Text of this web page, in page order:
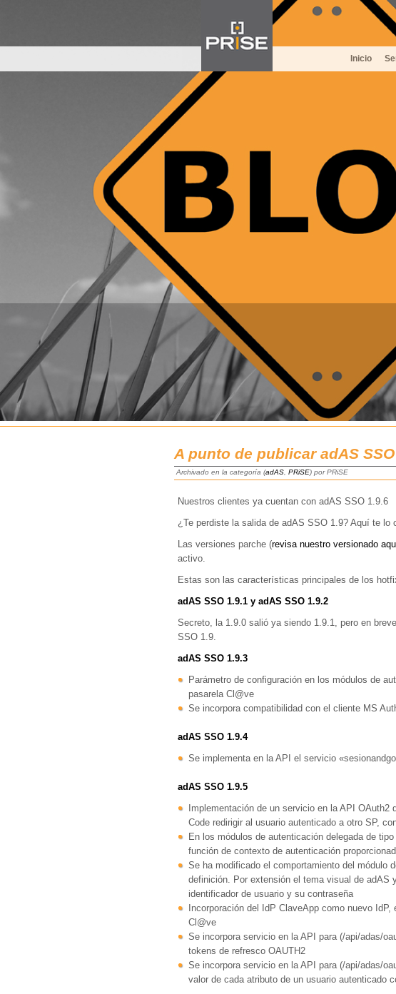
Inicio
A punto de publicar adAS
Archivado en la categoría (adAS PRiSE) por PRiSE
Nuestros clientes ya cuentan con adAS SSO 1.9.6
¿Te perdiste la salida de adAS SSO 1.9? Aquí te lo
Las versiones parche (revisa nuestro versionado
activo.
Estas son las características principales de los
adAS SSO 1.9.1 y adAS SSO 1.9.2
Secreto, la 1.9.0 salió ya siendo 1.9.1, pero en
SSO 1.9.
adAS SSO 1.9.3
Parámetro de configuración en los módulos de
pasarela Cl@ve
Se incorpora compatibilidad con el cliente MS
adAS SSO 1.9.4
Se implementa en la API el servicio
adAS SSO 1.9.5
Implementación de un servicio en la API
Code redirigir al usuario autenticado a otro SP,
En los módulos de autenticación delegada de
función de contexto de autenticación
Se ha modificado el comportamiento del módulo
definición. Por extensión el tema visual de adAS
identificador de usuario y su contraseña
Incorporación del IdP ClaveApp como nuevo
Cl@ve
Se incorpora servicio en la API para (/api/adas/
tokens de refresco OAUTH2
Se incorpora servicio en la API para (/api/adas/
valor de cada atributo de un usuario autenticado